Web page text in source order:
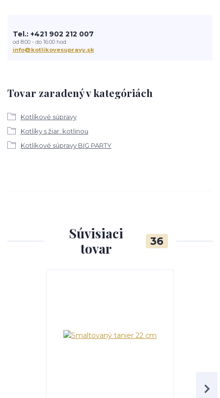
Tovar zaradený v kategóriách
Kotlíkové súpravy
Kotlíky s žiar. kotlinou
Kotlíkové súpravy BIG PARTY
Tel.: +421 902 212 007
od 8:00 - do 16:00 hod
info@kotlikovesupravy.sk
Súvisiaci
tovar
36